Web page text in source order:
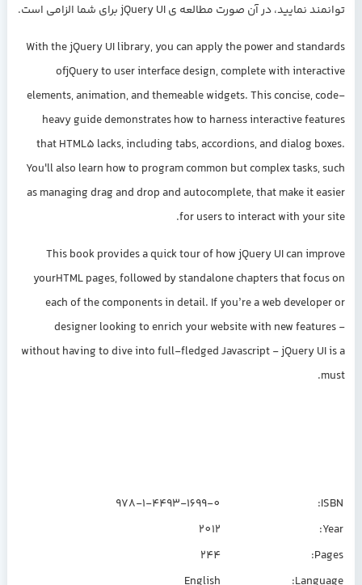
توانمند نمایید، در آن صورت مطالعه ی jQuery UI برای شما الزامی است.
With the jQuery UI library, you can apply the power and standards
ofjQuery to user interface design, complete with interactive
elements, animation, and themeable widgets. This concise, code-
heavy guide demonstrates how to harness interactive features
that HTML5 lacks, including tabs, accordions, and dialog boxes.
You'll also learn how to program common but complex tasks, such
as managing drag and drop and autocomplete, that make it easier
for users to interact with your site.
This book provides a quick tour of how jQuery UI can improve
yourHTML pages, followed by standalone chapters that focus on
each of the components in detail. If you’re a web developer or
designer looking to enrich your website with new features -
without having to dive into full-fledged Javascript - jQuery UI is a
must.
ISBN:
978-1-4493-1699-0
Year:
2012
Pages:
244